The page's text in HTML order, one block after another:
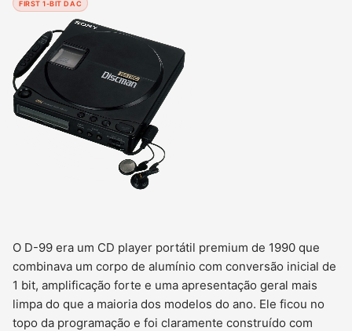
FIRST 1-BIT DAC
O D-99 era um CD player portátil premium de 1990 que
combinava um corpo de alumínio com conversão inicial de
1 bit, amplificação forte e uma apresentação geral mais
limpa do que a maioria dos modelos do ano. Ele ficou no
topo da programação e foi claramente construído com